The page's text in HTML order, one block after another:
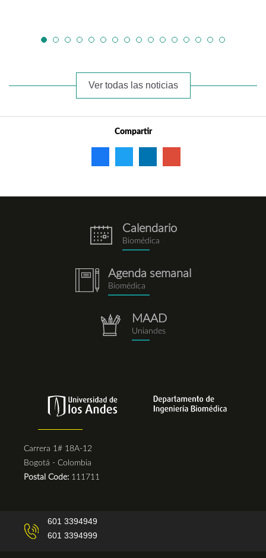
Ver todas las noticias
Compartir
eventos.png
Calendario
Biomédica
notebook.png
Agenda semanal
Biomédica
repositorio.png
MAAD
Uniandes
Carrera 1# 18A-12
Bogotá - Colombia
Postal Code: 111711
601 3394949
601 3394999